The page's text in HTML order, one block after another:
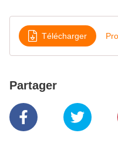
Télécharger
Partager